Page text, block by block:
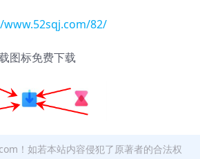
82/
图标免费下载
！如若本站内容侵犯了原著者的合法权